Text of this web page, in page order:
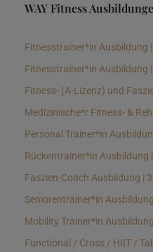
WAY Fitness
Fitnesstrainer*in Ausbildung
Fitnesstrainer*in Ausbildung
Fitness- (A-Lizenz) und
Medizinische*r Fitness- &
Personal Trainer*in
Rückentrainer*in Ausbildung
Faszien-Coach Ausbildung |
Seniorentrainer*in
Mobility Trainer*in
Functional / Cross / HIIT /